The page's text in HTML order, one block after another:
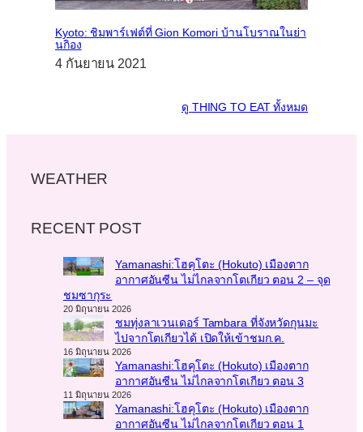
Kyoto: ชิมพาร์เฟต์ที่ Gion Komori บ้านโบราณในย่า
นกิอง
4 กันยายน 2021
ดู THING TO EATทั้งหมด
WEATHER
RECENT POST
Yamanashi:โฮคุโตะ (Hokuto) เมืองตาก
อากาศอันซีน ไม่ไกลจากโตเกียว ตอน 2 – จุด
ชมซากุระ
20 มิถุนายน 2026
ชมทุ่งลาเวนเดอร์ Tambara ที่จังหวัดกุนมะ
ไปจากโตเกียวได้ เปิดให้เข้าชมก.ค.
16 มิถุนายน 2026
Yamanashi:โฮคุโตะ (Hokuto) เมืองตาก
อากาศอันซีน ไม่ไกลจากโตเกียว ตอน 3
11 มิถุนายน 2026
Yamanashi:โฮคุโตะ (Hokuto) เมืองตาก
อากาศอันซีน ไม่ไกลจากโตเกียว ตอน 1